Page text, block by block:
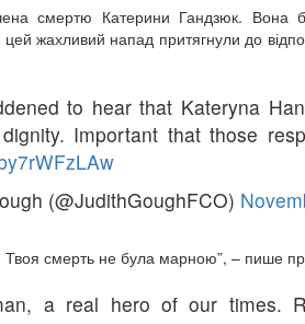
смертю Катерини Гандзюк.
цей жахливий напад притягнули до
to hear that Kateryna
Important that those
(@JudithGoughFCO)
смерть не була марною”, – пише
a real hero of our times.